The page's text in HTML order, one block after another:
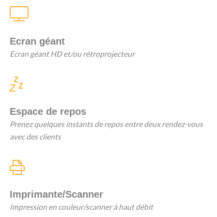
Ecran géant
Ecran géant HD et/ou rétroprojecteur
Espace de repos
Prenez quelques instants de repos entre deux rendez-vous
avec des clients
Imprimante/Scanner
Impression en couleur/scanner à haut débit